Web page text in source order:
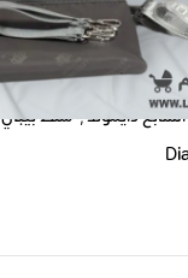
LQ-
دايموند, شنط بيبي